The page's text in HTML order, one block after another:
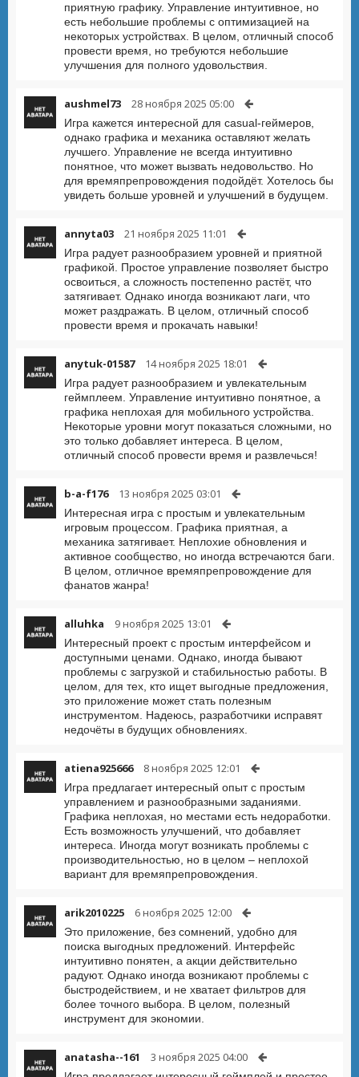
приятную графику. Управление интуитивное, но
есть небольшие проблемы с оптимизацией на
некоторых устройствах. В целом, отличный способ
провести время, но требуются небольшие
улучшения для полного удовольствия.
aushmel73 28 ноября 2025 05:00
Игра кажется интересной для casual-геймеров,
однако графика и механика оставляют желать
лучшего. Управление не всегда интуитивно
понятное, что может вызвать недовольство. Но
для времяпрепровождения подойдёт. Хотелось бы
увидеть больше уровней и улучшений в будущем.
annyta03 21 ноября 2025 11:01
Игра радует разнообразием уровней и приятной
графикой. Простое управление позволяет быстро
освоиться, а сложность постепенно растёт, что
затягивает. Однако иногда возникают лаги, что
может раздражать. В целом, отличный способ
провести время и прокачать навыки!
anytuk-01587 14 ноября 2025 18:01
Игра радует разнообразием и увлекательным
геймплеем. Управление интуитивно понятное, а
графика неплохая для мобильного устройства.
Некоторые уровни могут показаться сложными, но
это только добавляет интереса. В целом,
отличный способ провести время и развлечься!
b-a-f176 13 ноября 2025 03:01
Интересная игра с простым и увлекательным
игровым процессом. Графика приятная, а
механика затягивает. Неплохие обновления и
активное сообщество, но иногда встречаются баги.
В целом, отличное времяпрепровождение для
фанатов жанра!
alluhka 9 ноября 2025 13:01
Интересный проект с простым интерфейсом и
доступными ценами. Однако, иногда бывают
проблемы с загрузкой и стабильностью работы. В
целом, для тех, кто ищет выгодные предложения,
это приложение может стать полезным
инструментом. Надеюсь, разработчики исправят
недочёты в будущих обновлениях.
atiena925666 8 ноября 2025 12:01
Игра предлагает интересный опыт с простым
управлением и разнообразными заданиями.
Графика неплохая, но местами есть недоработки.
Есть возможность улучшений, что добавляет
интереса. Иногда могут возникать проблемы с
производительностью, но в целом – неплохой
вариант для времяпрепровождения.
arik2010225 6 ноября 2025 12:00
Это приложение, без сомнений, удобно для
поиска выгодных предложений. Интерфейс
интуитивно понятен, а акции действительно
радуют. Однако иногда возникают проблемы с
быстродействием, и не хватает фильтров для
более точного выбора. В целом, полезный
инструмент для экономии.
anatasha--161 3 ноября 2025 04:00